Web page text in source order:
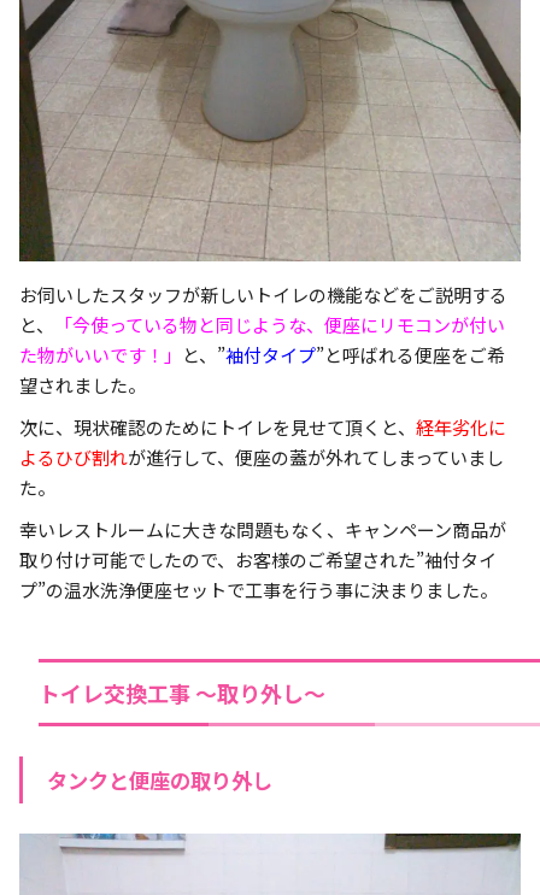
お伺いしたスタッフが新しいトイレの機能などをご説明する
と、
「今使っている物と同じような、便座にリモコンが付い
た物がいいです！」 と、”袖付タイプ”と呼ばれる便座をご希
望されました。
次に、現状確認のためにトイレを見せて頂くと、 経年劣化に
よるひび割れが進行して、便座の蓋が外れてしまっていまし
た。
幸いレストルームに大きな問題もなく、キャンペーン商品が
取り付け可能でしたので、お客様のご希望された”袖付タイ
プ”の温水洗浄便座セットで工事を行う事に決まりました。
トイレ交換工事 ～取り外し～
タンクと便座の取り外し